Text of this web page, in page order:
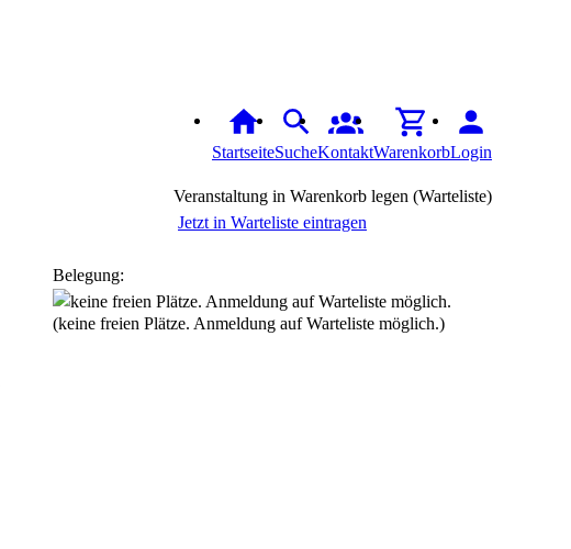
StartseiteSucheKontaktWarenkorbLogin
Veranstaltung in Warenkorb legen (Warteliste)
Jetzt in Warteliste eintragen
Belegung:
(keine freien Plätze. Anmeldung auf Warteliste möglich.)